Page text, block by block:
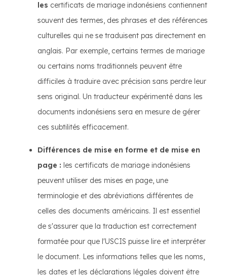
les certificats de mariage indonésiens contiennent
souvent des termes, des phrases et des références
culturelles qui ne se traduisent pas directement en
anglais. Par exemple, certains termes de mariage
ou certains noms traditionnels peuvent être
difficiles à traduire avec précision sans perdre leur
sens original. Un traducteur expérimenté dans les
documents indonésiens sera en mesure de gérer
ces subtilités efficacement.
Différences de mise en forme et de mise en
page : les certificats de mariage indonésiens
peuvent utiliser des mises en page, une
terminologie et des abréviations différentes de
celles des documents américains. Il est essentiel
de s'assurer que la traduction est correctement
formatée pour que l'USCIS puisse lire et interpréter
le document. Les informations telles que les noms,
les dates et les déclarations légales doivent être